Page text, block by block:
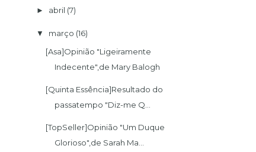
► abril (7)
▼ março (16)
[Asa]Opinião "Ligeiramente
Indecente",de Mary Balogh
[Quinta Essência]Resultado do
passatempo "Diz-me Q...
[TopSeller]Opinião "Um Duque
Glorioso",de Sarah Ma...